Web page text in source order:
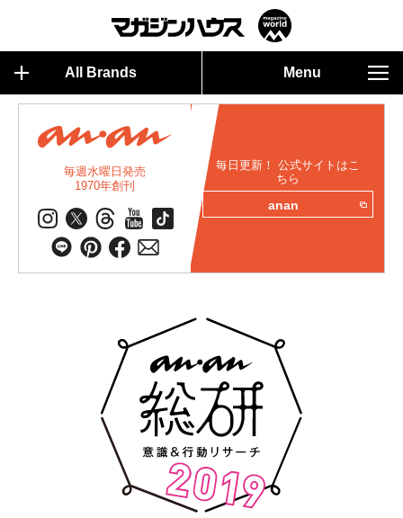
All Brands Menu
毎週水曜日発売
1970年創刊
毎日更新！ 公式サイトはこ
ちら
anan